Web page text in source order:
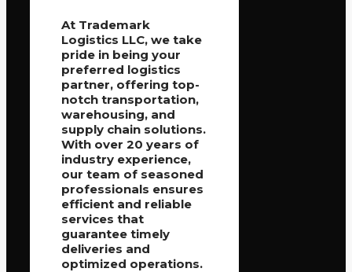
At Trademark
Logistics LLC, we take
pride in being your
preferred logistics
partner, offering top-
notch transportation,
warehousing, and
supply chain solutions.
With over 20 years of
industry experience,
our team of seasoned
professionals ensures
efficient and reliable
services that
guarantee timely
deliveries and
optimized operations.